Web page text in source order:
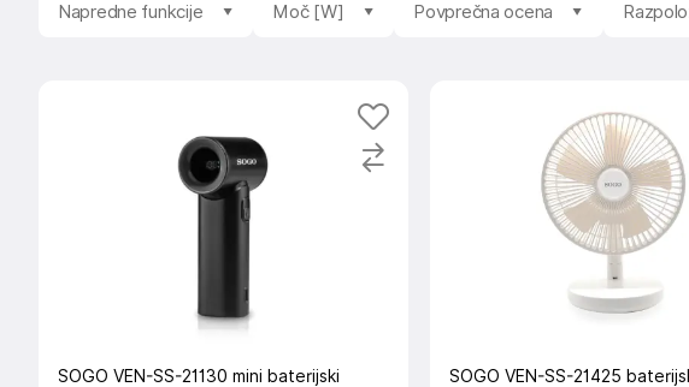
Napredne funkcije Moč [W] Povprečna ocena
SOGO VEN-SS-21130 mini baterijski
SOGO VEN-SS-21425